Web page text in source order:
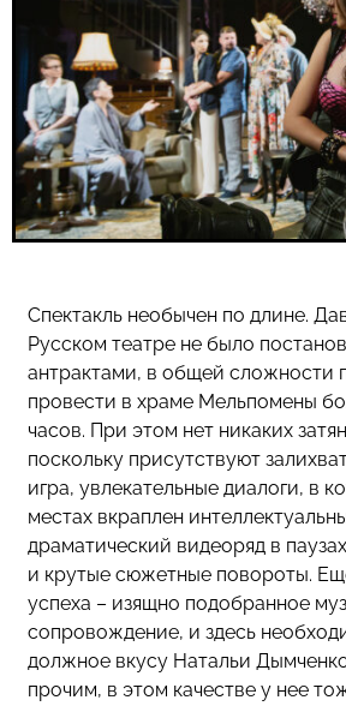
Спектакль необычен по длине.
Русском театре не было
антрактами, в общей сложности
провести в храме Мельпомены
часов. При этом нет никаких
поскольку присутствуют
игра, увлекательные диалоги, в
местах вкраплен
драматический видеоряд в
и крутые сюжетные повороты.
успеха – изящно подобранное
сопровождение, и здесь
должное вкусу Натальи
прочим, в этом качестве у нее